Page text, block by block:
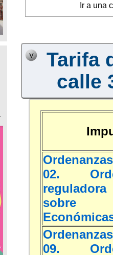
Ir a una
Tarifa
calle
02.
sobre
09.